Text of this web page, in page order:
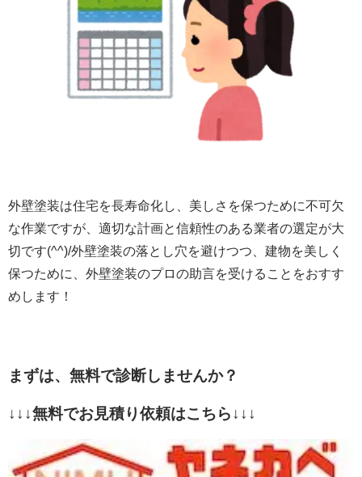
外壁塗装は住宅を長寿命化し、美しさを保つために不可欠
な作業ですが、適切な計画と信頼性のある業者の選定が大
切です(^^)/外壁塗装の落とし穴を避けつつ、建物を美しく
保つために、外壁塗装のプロの助言を受けることをおすす
めします！
まずは、無料で診断しませんか？
↓↓↓無料でお見積り依頼はこちら↓↓↓